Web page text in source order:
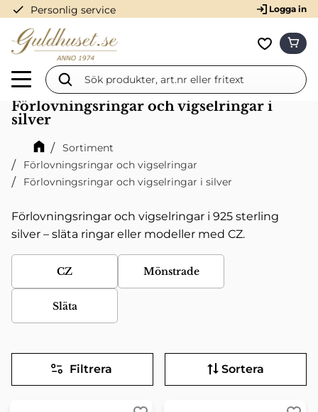
Meny
check Personlig service Logga in
Förlovningsringar och vigselringar i
silver
Sortiment
Förlovningsringar och vigselringar
Förlovningsringar och vigselringar i silver
Förlovningsringar och vigselringar i 925 sterling
silver – släta ringar eller modeller med CZ.
CZ Mönstrade
Släta
Filtrera Sortera